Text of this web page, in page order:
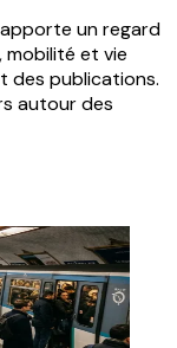
un regard
mobilité et vie
des publications.
autour des